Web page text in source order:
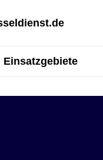
Einsatzgebiete